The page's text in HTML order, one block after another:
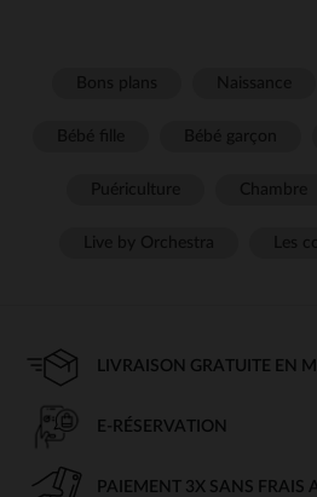
LIVRAISON GRATUITE EN
E-RÉSERVATION
PAIEMENT 3X SANS FRAIS